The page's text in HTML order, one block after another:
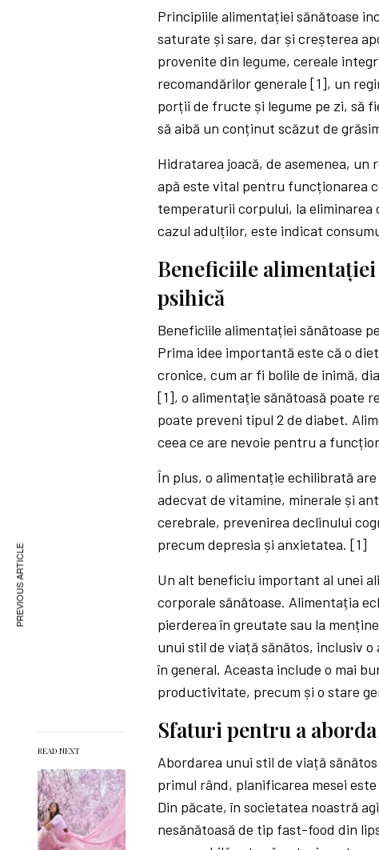
READ NEXT
Principiile alimentației sănătoase
saturate și sare, dar și creșterea
provenite din legume, cereale
recomandărilor generale [1], un
porții de fructe și legume pe zi, să
să aibă un conținut scăzut de
Hidratarea joacă, de asemenea,
apă este vital pentru funcționarea
temperaturii corpului, la
cazul adulților, este indicat
Beneficiile alimentației
psihică
Beneficiile alimentației sănătoase
Prima idee importantă este că o
cronice, cum ar fi bolile de inimă,
[1], o alimentație sănătoasă poate
poate preveni tipul 2 de diabet.
ceea ce are nevoie pentru a
În plus, o alimentație echilibrată
adecvat de vitamine, minerale și
cerebrale, prevenirea declinului
precum depresia și anxietatea. [1]
Un alt beneficiu important al unei
corporale sănătoase. Alimentația
pierderea în greutate sau la
unui stil de viață sănătos, inclusiv
în general. Aceasta include o mai
productivitate, precum și o stare
Sfaturi pentru a
Abordarea unui stil de viață
primul rând, planificarea mesei
Din păcate, în societatea noastră
nesănătoasă de tip fast-food din
PREVIOUS ARTICLE